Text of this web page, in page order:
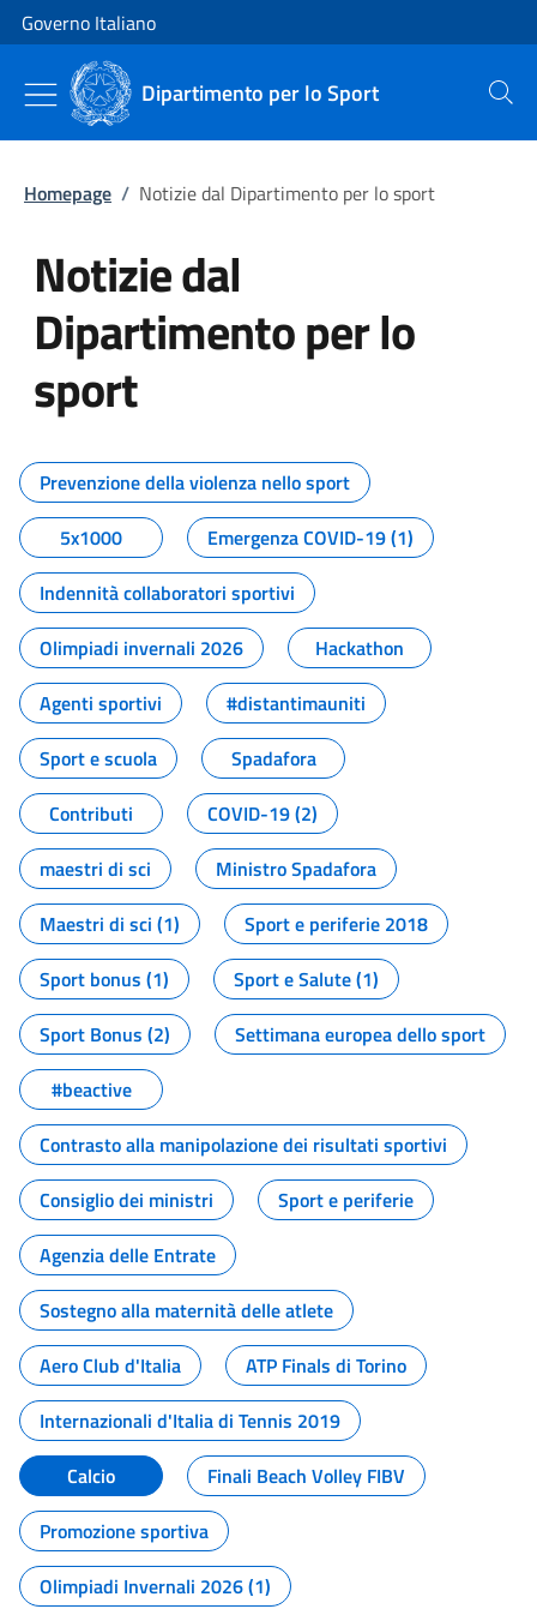
Vai al contenuto
Vai alla navigazione del sito
Governo Italiano
Dipartimento per lo Sport Cerca
Homepage / Notizie dal Dipartimento per lo sport
Notizie dal
Dipartimento per lo
sport
Tutti i contenuti della pagina
Prevenzione della violenza nello sport
5x1000
Emergenza COVID-19 (1)
Indennità collaboratori sportivi
Olimpiadi invernali 2026
Hackathon
Agenti sportivi
#distantimauniti
Sport e scuola
Spadafora
Contributi
COVID-19 (2)
maestri di sci
Ministro Spadafora
Maestri di sci (1)
Sport e periferie 2018
Sport bonus (1)
Sport e Salute (1)
Sport Bonus (2)
Settimana europea dello sport
#beactive
Contrasto alla manipolazione dei risultati sportivi
Consiglio dei ministri
Sport e periferie
Agenzia delle Entrate
Sostegno alla maternità delle atlete
Aero Club d'Italia
ATP Finals di Torino
Internazionali d'Italia di Tennis 2019
Calcio
Finali Beach Volley FIBV
Promozione sportiva
Olimpiadi Invernali 2026 (1)